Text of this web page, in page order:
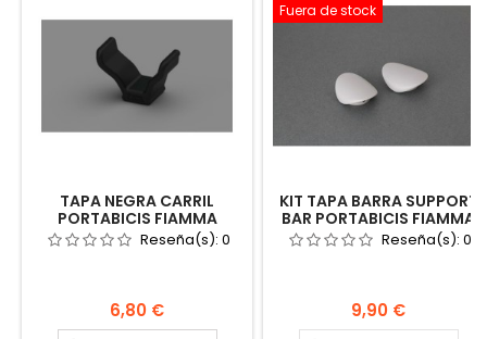
TAPA NEGRA CARRIL
PORTABICIS FIAMMA
CARRY BIKE TOPE 98656-
081 CAMPER AC
Reseña(s): 0
Precio
6,80 €
Fuera de stock
KIT TAPA BARRA SUPPORT
BAR PORTABICIS FIAMMA
CARRY BIKE PRO C M
98656-716
Reseña(s): 0
Precio
9,90 €